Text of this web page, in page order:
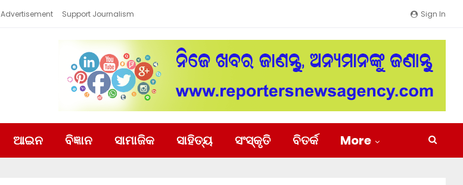
Sign In
Advertisement Support Journalism
ଆଇନ ବିଜ୍ଞାନ ସାମାଜିକ ସାହିତ୍ୟ ସଂସ୍କୃତି ବିତର୍କ More